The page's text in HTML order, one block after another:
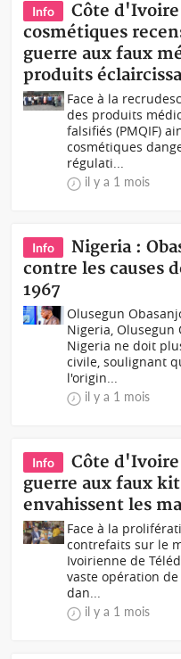
Info
Côte d'Ivoire
cosmétiques
guerre aux faux
produits
Face à la
des produits
falsifiés (PMQIF)
cosmétiques
régulati...
il y a 1 mois
Info
Nigeria :
contre les causes
1967
Olusegun
Nigeria, Olusegun
Nigeria ne doit
civile, soulignant
l'origin...
il y a 1 mois
Info
Côte
guerre aux faux
envahissent les
Face à la
contrefaits sur le
Ivoirienne de
vaste opération
dan...
il y a 1 mois